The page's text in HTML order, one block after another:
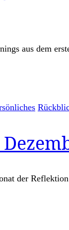
aus dem
der